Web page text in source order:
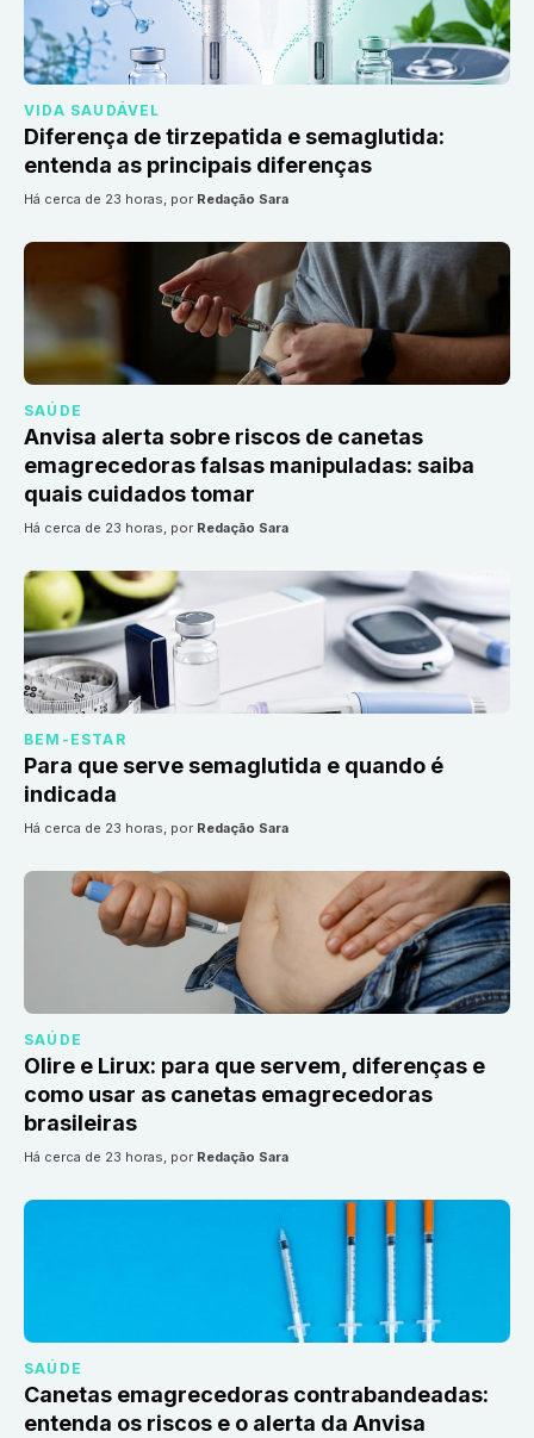
VIDA SAUDÁVEL
Diferença de tirzepatida e semaglutida:
entenda as principais diferenças
há cerca de 23 horas, por Redação Sara
SAÚDE
Anvisa alerta sobre riscos de canetas
emagrecedoras falsas manipuladas: saiba
quais cuidados tomar
há cerca de 23 horas, por Redação Sara
BEM-ESTAR
Para que serve semaglutida e quando é
indicada
há cerca de 23 horas, por Redação Sara
SAÚDE
Olire e Lirux: para que servem, diferenças e
como usar as canetas emagrecedoras
brasileiras
há cerca de 23 horas, por Redação Sara
SAÚDE
Canetas emagrecedoras contrabandeadas:
entenda os riscos e o alerta da Anvisa